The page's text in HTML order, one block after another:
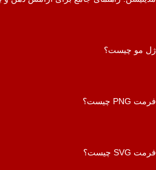
ژل مو چیست؟
فرمت PNG چیست؟
فرمت SVG چیست؟